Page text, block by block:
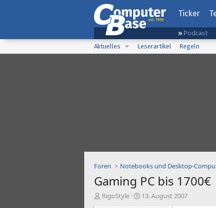
Ticker
Podcast
Aktuelles
Leserartikel Regeln
Foren Notebooks und Desktop-
Gaming PC bis 1700€
E
RigoStyle
E13. August 2007